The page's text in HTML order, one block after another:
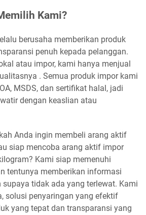
Kami?
berusaha memberikan produk
penuh kepada pelanggan.
atau impor, kami hanya menjual
. Semua produk impor kami
MSDS, dan sertifikat halal, jadi
dengan keaslian atau
Anda ingin membeli arang aktif
siap mencoba arang aktif impor
Kami siap memenuhi
tentunya memberikan informasi
tidak ada yang terlewat. Kami
solusi penyaringan yang efektif
yang tepat dan transparansi yang